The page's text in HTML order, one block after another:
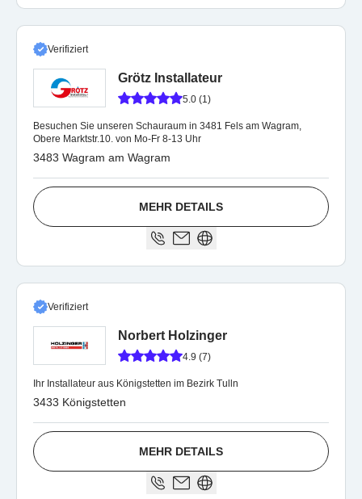
Verifiziert
Grötz Installateur
5.0 (1)
Besuchen Sie unseren Schauraum in 3481 Fels am Wagram,
Obere Marktstr.10. von Mo-Fr 8-13 Uhr
3483 Wagram am Wagram
MEHR DETAILS
Verifiziert
Norbert Holzinger
4.9 (7)
Ihr Installateur aus Königstetten im Bezirk Tulln
3433 Königstetten
MEHR DETAILS